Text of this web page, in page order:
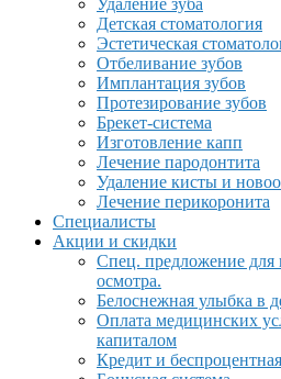
Удаление зуба
Детская стоматология
Эстетическая
Отбеливание зубов
Имплантация зубов
Протезирование зубов
Брекет-система
Изготовление капп
Лечение пародонтита
Удаление кисты и
Лечение перикоронита
Специалисты
Акции и скидки
Спец. предложение для
осмотра.
Белоснежная улыбка в
Оплата медицинских
капиталом
Кредит и